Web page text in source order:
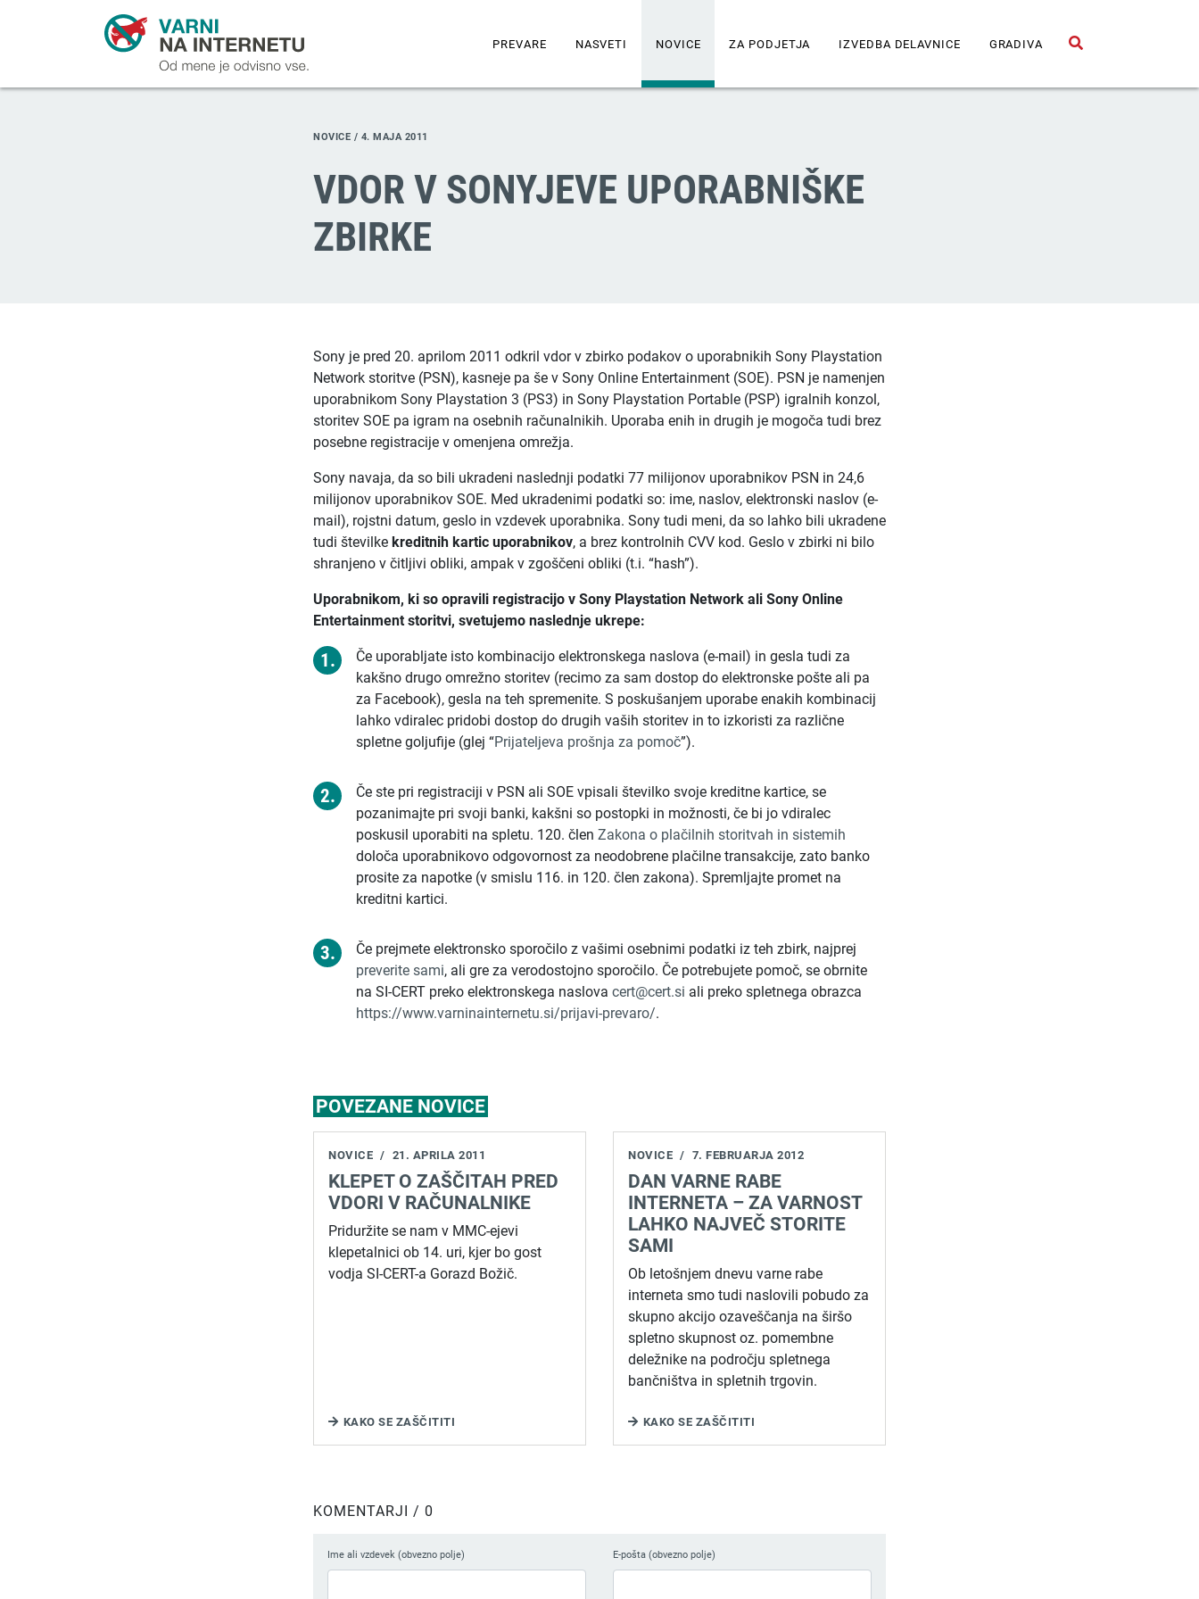
PREVARE NASVETI NOVICE ZA PODJETJA IZVEDBA DELAVNICE GRADIVA
NOVICE / 4. MAJA 2011
VDOR V SONYJEVE UPORABNIŠKE
ZBIRKE
Sony je pred 20. aprilom 2011 odkril vdor v zbirko podakov o uporabnikih Sony Playstation
Network storitve (PSN), kasneje pa še v Sony Online Entertainment (SOE). PSN je namenjen
uporabnikom Sony Playstation 3 (PS3) in Sony Playstation Portable (PSP) igralnih konzol,
storitev SOE pa igram na osebnih računalnikih. Uporaba enih in drugih je mogoča tudi brez
posebne registracije v omenjena omrežja.
Sony navaja, da so bili ukradeni naslednji podatki 77 milijonov uporabnikov PSN in 24,6
milijonov uporabnikov SOE. Med ukradenimi podatki so: ime, naslov, elektronski naslov (e-
mail), rojstni datum, geslo in vzdevek uporabnika. Sony tudi meni, da so lahko bili ukradene
tudi številke kreditnih kartic uporabnikov, a brez kontrolnih CVV kod. Geslo v zbirki ni bilo
shranjeno v čitljivi obliki, ampak v zgoščeni obliki (t.i. “hash”).
Uporabnikom, ki so opravili registracijo v Sony Playstation Network ali Sony Online
Entertainment storitvi, svetujemo naslednje ukrepe:
Če uporabljate isto kombinacijo elektronskega naslova (e-mail) in gesla tudi za
kakšno drugo omrežno storitev (recimo za sam dostop do elektronske pošte ali pa
za Facebook), gesla na teh spremenite. S poskušanjem uporabe enakih kombinacij
lahko vdiralec pridobi dostop do drugih vaših storitev in to izkoristi za različne
spletne goljufije (glej “Prijateljeva prošnja za pomoč”).
Če ste pri registraciji v PSN ali SOE vpisali številko svoje kreditne kartice, se
pozanimajte pri svoji banki, kakšni so postopki in možnosti, če bi jo vdiralec
poskusil uporabiti na spletu. 120. člen Zakona o plačilnih storitvah in sistemih
določa uporabnikovo odgovornost za neodobrene plačilne transakcije, zato banko
prosite za napotke (v smislu 116. in 120. člen zakona). Spremljajte promet na
kreditni kartici.
Če prejmete elektronsko sporočilo z vašimi osebnimi podatki iz teh zbirk, najprej
preverite sami, ali gre za verodostojno sporočilo. Če potrebujete pomoč, se obrnite
na SI-CERT preko elektronskega naslova cert@cert.si ali preko spletnega obrazca
https://www.varninainternetu.si/prijavi-prevaro/.
POVEZANE NOVICE
NOVICE / 21. APRILA 2011
KLEPET O ZAŠČITAH PRED
VDORI V RAČUNALNIKE
Priduržite se nam v MMC-ejevi
klepetalnici ob 14. uri, kjer bo gost
vodja SI-CERT-a Gorazd Božič.
KAKO SE ZAŠČITITI
NOVICE / 7. FEBRUARJA 2012
DAN VARNE RABE
INTERNETA – ZA VARNOST
LAHKO NAJVEČ STORITE
SAMI
Ob letošnjem dnevu varne rabe
interneta smo tudi naslovili pobudo za
skupno akcijo ozaveščanja na širšo
spletno skupnost oz. pomembne
deležnike na področju spletnega
bančništva in spletnih trgovin.
KAKO SE ZAŠČITITI
KOMENTARJI / 0
Ime ali vzdevek (obvezno polje) E-pošta (obvezno polje)